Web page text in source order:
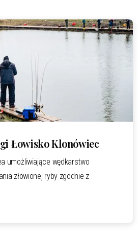
Łowisko Klonówiec
umożliwiające wędkarstwo
złowionej ryby zgodnie z